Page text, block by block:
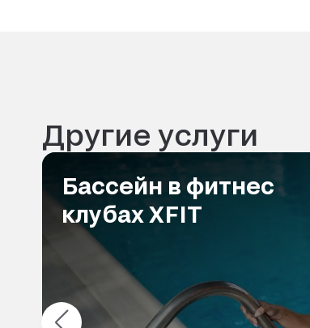
Другие услуги
Бассейн в фитнес
клубах XFIT